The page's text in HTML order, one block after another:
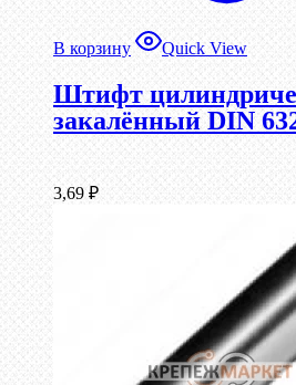
В корзину Quick View
Штифт
закалённый DIN
3,69 ₽